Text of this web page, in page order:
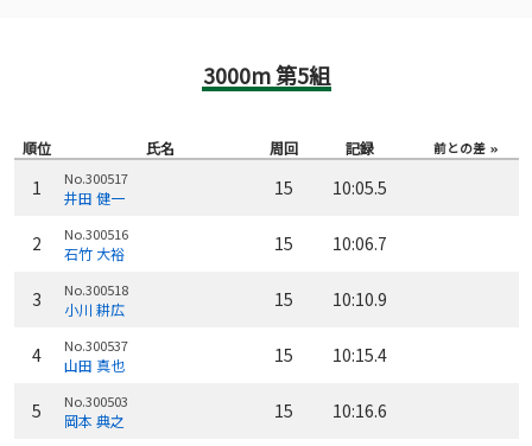
3000m 第5組
順位 氏名 周回 記録 前との差
1 No.300517
井田 健一 15 10:05.5
2 No.300516
石竹 大裕 15 10:06.7
3 No.300518
小川 耕広 15 10:10.9
4 No.300537
山田 真也 15 10:15.4
5 No.300503
岡本 典之 15 10:16.6